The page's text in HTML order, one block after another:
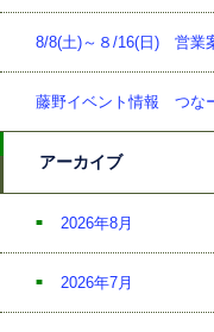
8/8(土)～８/16(日) 営業
藤野イベント情報 つな
アーカイブ
2026年8月
2026年7月